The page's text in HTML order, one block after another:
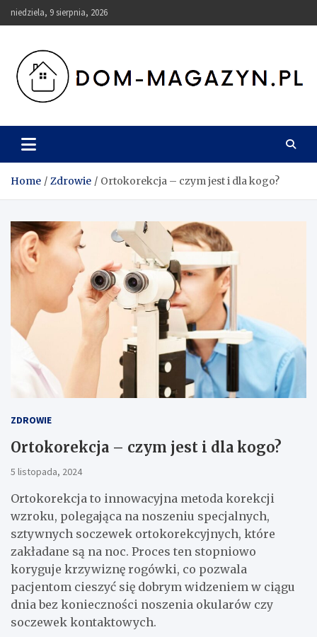
Skip
to
niedziela, 9 sierpnia, 2026
Dom-Magazyn.pl
Home Zdrowie Ortokorekcja – czym jest i dla kogo?
ZDROWIE
Ortokorekcja – czym jest i dla kogo?
5 listopada, 2024
Ortokorekcja to innowacyjna metoda korekcji
wzroku, polegająca na noszeniu specjalnych,
sztywnych soczewek ortokorekcyjnych, które
zakładane są na noc. Proces ten stopniowo
koryguje krzywiznę rogówki, co pozwala
pacjentom cieszyć się dobrym widzeniem w ciągu
dnia bez konieczności noszenia okularów czy
soczewek kontaktowych.